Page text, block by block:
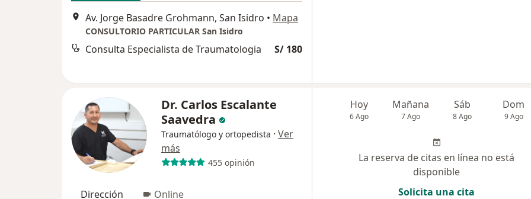
Av. Jorge Basadre Grohmann, San Isidro • Mapa
CONSULTORIO PARTICULAR San Isidro
Consulta Especialista de Traumatologia S/ 180
Dr. Carlos Escalante
Saavedra
Traumatólogo y ortopedista · Ver
más
455 opinión
Dirección Online
Hoy
6 Ago
Mañana
7 Ago
Sáb
8 Ago
Dom
9 Ago
La reserva de citas en línea no está
disponible
Solicita una cita